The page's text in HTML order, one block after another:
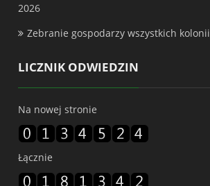
2026
Zebranie gospodarzy wszystkich kolonii
LICZNIK ODWIEDZIN
Na nowej stronie
Łącznie